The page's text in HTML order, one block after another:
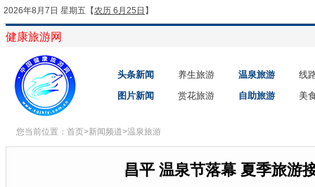
2026年8月7日 星期五 【农历 6月25日 】
健康旅游网
头条新闻 养生旅游 温泉旅游
线
图片新闻
赏花旅游 自助旅游 美
您当前位置： 首页>新闻频道>温泉旅游
昌平 温泉节落幕 夏季旅游